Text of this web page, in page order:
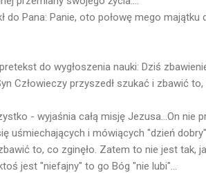
do Pana: Panie, oto połowę mego
do wygłoszenia nauki: Dziś
Człowieczy przyszedł szukać i zbawić to,
- wyjaśnia całą misję Jezusa...On nie
uśmiechających i mówiących "dzień
to, co zginęło. Zatem to nie jest tak,
jest "niefajny" to go Bóg "nie lubi"...